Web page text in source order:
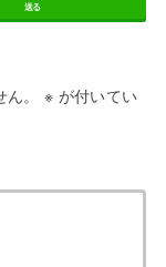
送る
。 ※ が付いてい